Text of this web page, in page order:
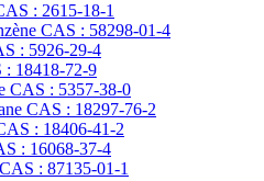
: 2615-18-1
CAS : 58298-01-4
: 5926-29-4
: 18418-72-9
CAS : 5357-38-0
CAS : 18297-76-2
: 18406-41-2
: 16068-37-4
: 87135-01-1